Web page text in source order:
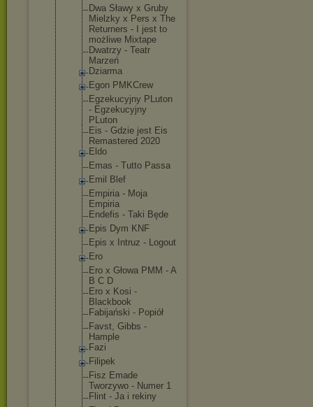
Dwa Sławy x Gruby
Mielzky x Pers x The
Returners - I jest to
możliwe Mixtape
Dwatrzy - Teatr
Marzeń
Dziarma
Egon PMKCrew
Egzekucyjny PLuton
- Egzekucyjny
PLuton
Eis - Gdzie jest Eis
Remastered 2020
Eldo
Emas - Tutto Passa
Emil Blef
Empiria - Moja
Empiria
Endefis - Taki Będe
Epis Dym KNF
Epis x Intruz - Logout
Ero
Ero x Głowa PMM - A
B C D
Ero x Kosi -
Blackbook
Fabijański - Popiół
Favst, Gibbs -
Hample
Fazi
Filipek
Fisz Emade
Tworzywo - Numer 1
Flint - Ja i rekiny